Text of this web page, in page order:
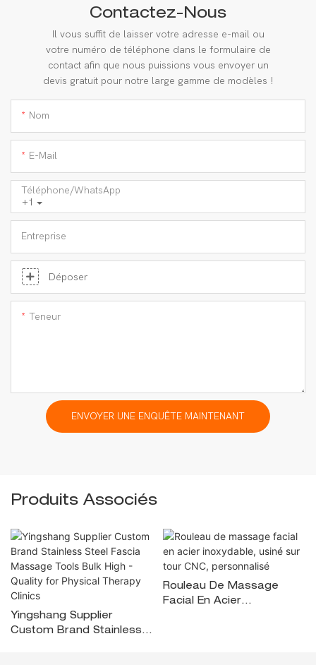
Contactez-Nous
Il vous suffit de laisser votre adresse e-mail ou
votre numéro de téléphone dans le formulaire de
contact afin que nous puissions vous envoyer un
devis gratuit pour notre large gamme de modèles !
Nom
E-Mail
+1
Téléphone/WhatsApp
Entreprise
Déposer
Teneur
ENVOYER UNE ENQUÊTE MAINTENANT
Produits Associés
Yingshang Supplier
Custom Brand Stainless
Rouleau De Massage
Facial En Acier